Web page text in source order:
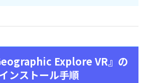
Explore VR』の
ンストール手順